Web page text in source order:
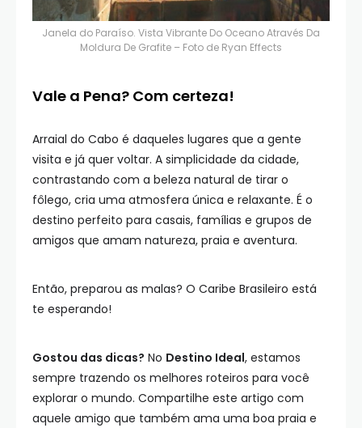
Janela do Paraíso. Vista Vibrante Do Oceano Através Da
Moldura De Grafite – Foto de Ryan Effects
Vale a Pena? Com certeza!
Arraial do Cabo é daqueles lugares que a gente
visita e já quer voltar. A simplicidade da cidade,
contrastando com a beleza natural de tirar o
fôlego, cria uma atmosfera única e relaxante. É o
destino perfeito para casais, famílias e grupos de
amigos que amam natureza, praia e aventura.
Então, preparou as malas? O Caribe Brasileiro está
te esperando!
Gostou das dicas? No Destino Ideal, estamos
sempre trazendo os melhores roteiros para você
explorar o mundo. Compartilhe este artigo com
aquele amigo que também ama uma boa praia e